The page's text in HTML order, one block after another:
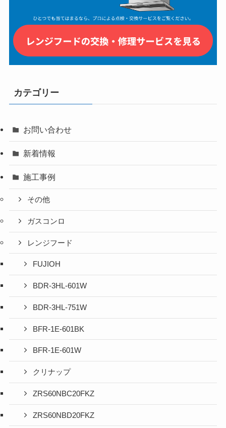
カテゴリー
お問い合わせ
新着情報
施工事例
その他
ガスコンロ
レンジフード
FUJIOH
BDR-3HL-601W
BDR-3HL-751W
BFR-1E-601BK
BFR-1E-601W
クリナップ
ZRS60NBC20FKZ
ZRS60NBD20FKZ